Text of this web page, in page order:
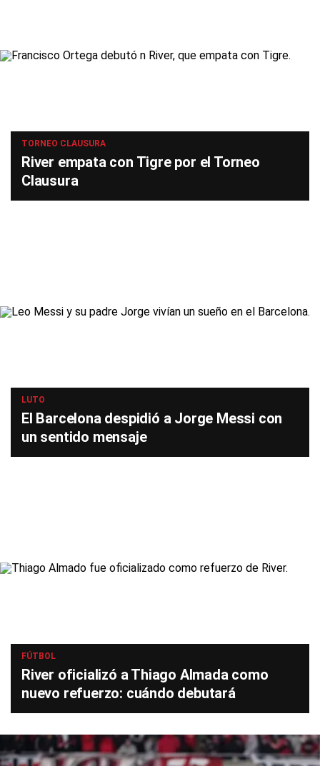
TORNEO CLAUSURA
River empata con Tigre por el Torneo
Clausura
LUTO
El Barcelona despidió a Jorge Messi con
un sentido mensaje
FÚTBOL
River oficializó a Thiago Almada como
nuevo refuerzo: cuándo debutará